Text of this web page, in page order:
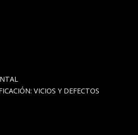
VICIOS Y DEFECTOS